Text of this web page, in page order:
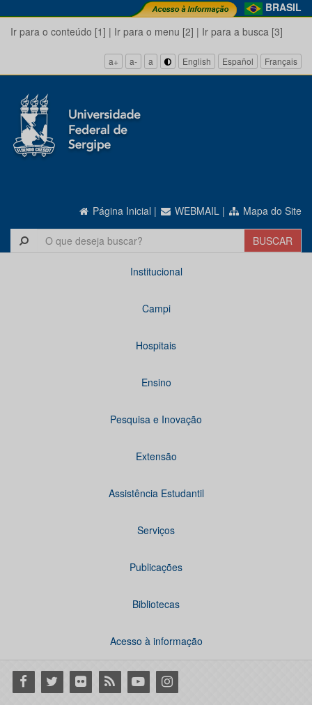
BRASIL
Ir para o conteúdo [1] | Ir para o menu [2] | Ir para a busca [3]
a+ a- a English Español Français
Página Inicial | WEBMAIL | Mapa do Site
Institucional
Campi
Hospitais
Ensino
Pesquisa e Inovação
Extensão
Assistência Estudantil
Serviços
Publicações
Bibliotecas
Acesso à informação
Facebook
Twitter Flickr RSS YoutubeInstagram